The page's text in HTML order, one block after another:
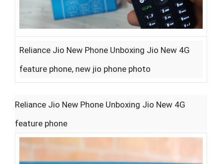
Reliance Jio New Phone Unboxing Jio New 4G
feature phone, new jio phone photo
Reliance Jio New Phone Unboxing Jio New 4G
feature phone